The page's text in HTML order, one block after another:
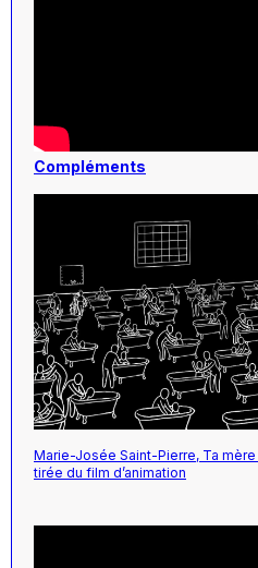
Compléments
Marie-Josée Saint-Pierre, Ta
tirée du film d’animation